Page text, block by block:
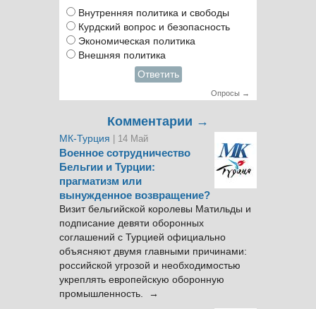
Внутренняя политика и свободы
Курдский вопрос и безопасность
Экономическая политика
Внешняя политика
Ответить
Опросы →
Комментарии →
МК-Турция | 14 Май
Военное сотрудничество
Бельгии и Турции:
прагматизм или
вынужденное возвращение?
Визит бельгийской королевы Матильды и
подписание девяти оборонных
соглашений с Турцией официально
объясняют двумя главными причинами:
российской угрозой и необходимостью
укреплять европейскую оборонную
промышленность. →